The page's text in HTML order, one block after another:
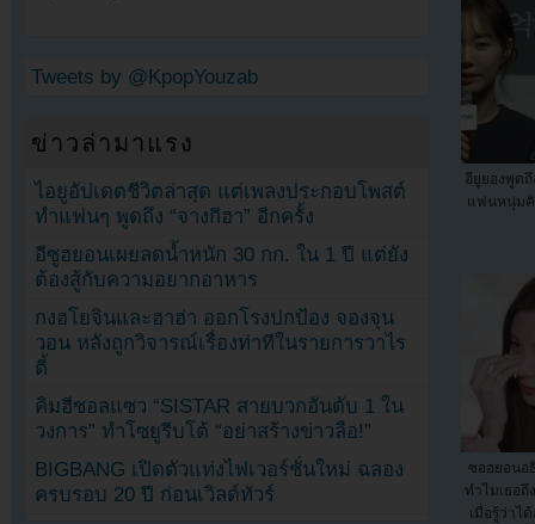
อียูยองพูดถึ
แฟนหนุ่มคิ
ซอฮยอนอ
ทำไมเธอถึ
เมื่อรู้ว่าไ
Tweets by @KpopYouzab
ข่าวล่ามาแรง
ไอยูอัปเดตชีวิตล่าสุด แต่เพลงประกอบโพสต์
ทำแฟนๆ พูดถึง “จางกีฮา” อีกครั้ง
อีซูฮยอนเผยลดน้ำหนัก 30 กก. ใน 1 ปี แต่ยัง
ต้องสู้กับความอยากอาหาร
กงฮโยจินและฮาฮ่า ออกโรงปกป้อง จองจุน
วอน หลังถูกวิจารณ์เรื่องท่าทีในรายการวาไร
ตี้
คิมฮีชอลแซว “SISTAR สายบวกอันดับ 1 ใน
วงการ” ทำโซยูรีบโต้ “อย่าสร้างข่าวลือ!”
BIGBANG เปิดตัวแท่งไฟเวอร์ชั่นใหม่ ฉลอง
ครบรอบ 20 ปี ก่อนเวิลด์ทัวร์